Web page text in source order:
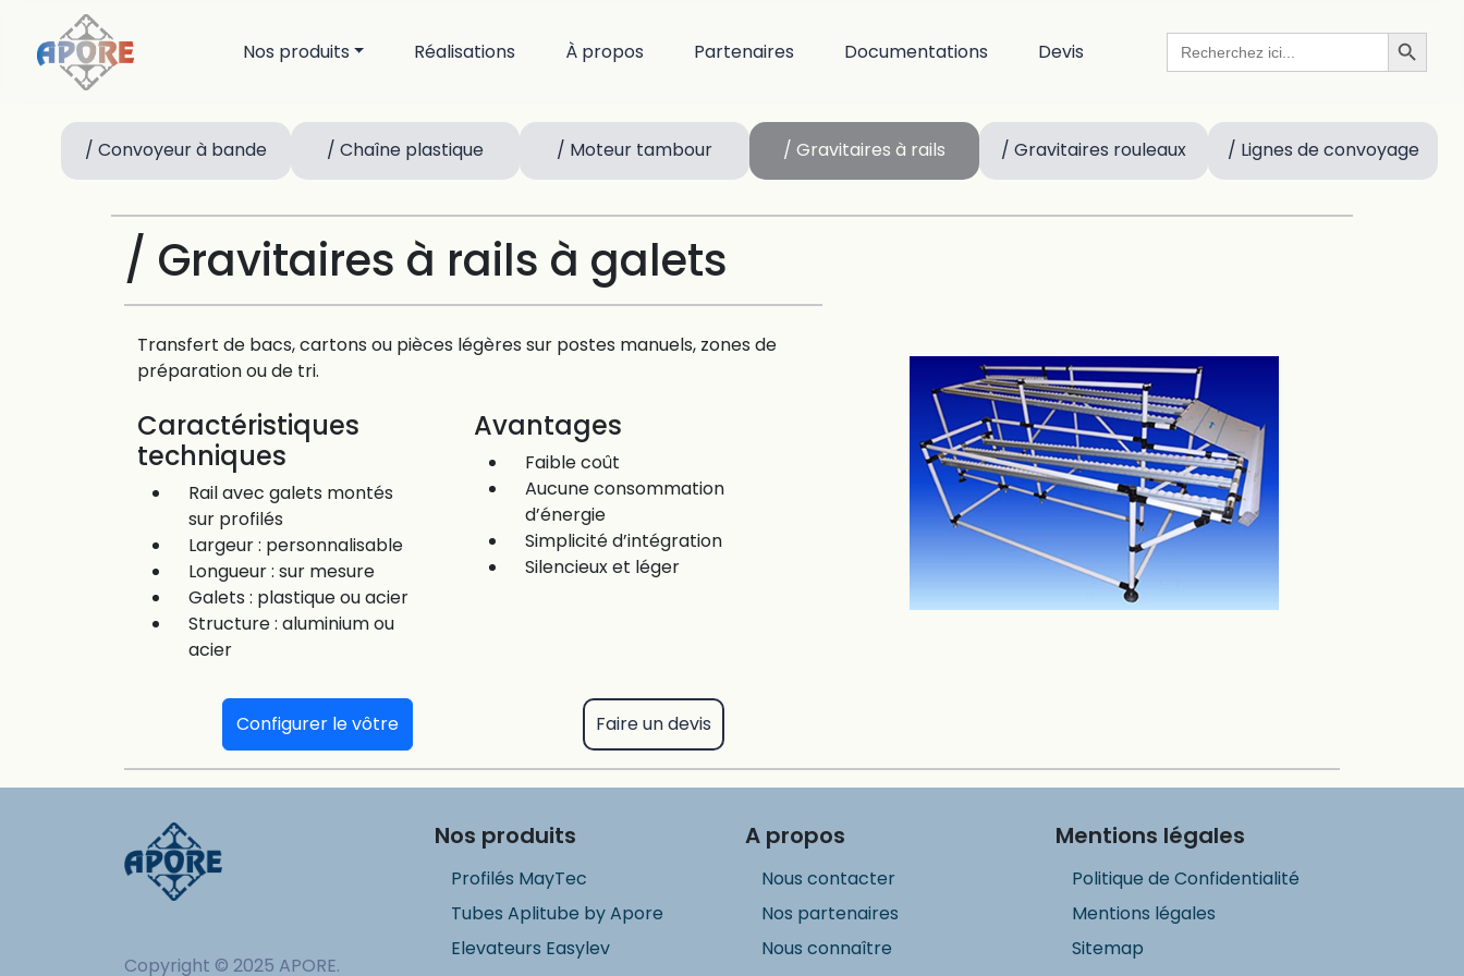
Nos produits Réalisations À propos Partenaires Documentations Devis Search
for:
Search Button
/ Convoyeur à bande / Chaîne plastique / Moteur tambour / Gravitaires à rails / Gravitaires rouleaux / Lignes de convoyage
/ Gravitaires à rails à galets
Transfert de bacs, cartons ou pièces légères sur postes manuels, zones de
préparation ou de tri.
Caractéristiques
techniques
Rail avec galets montés
sur profilés
Largeur : personnalisable
Longueur : sur mesure
Galets : plastique ou acier
Structure : aluminium ou
acier
Avantages
Faible coût
Aucune consommation
d’énergie
Simplicité d’intégration
Silencieux et léger
Configurer le vôtre Faire un devis
Copyright © 2025 APORE.
Nos produits
Profilés MayTec
Tubes Aplitube by Apore
Elevateurs Easylev
A propos
Nous contacter
Nos partenaires
Nous connaître
Mentions légales
Politique de Confidentialité
Mentions légales
Sitemap